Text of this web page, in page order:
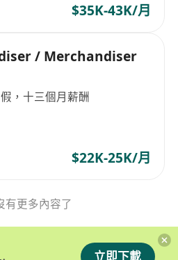
$35K-43K/月
/ Merchandiser
，十三個月薪酬
$22K-25K/月
有更多內容了
立即下載